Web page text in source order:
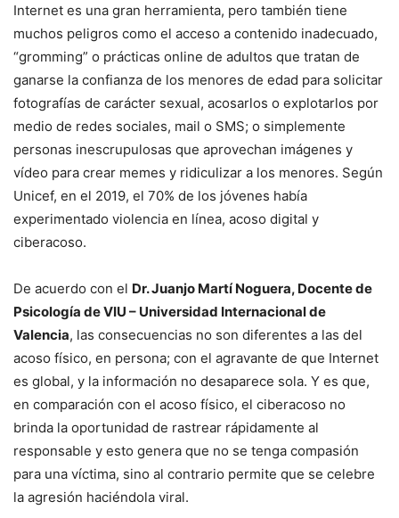
Internet es una gran herramienta, pero también tiene
muchos peligros como el acceso a contenido inadecuado,
“gromming” o prácticas online de adultos que tratan de
ganarse la confianza de los menores de edad para solicitar
fotografías de carácter sexual, acosarlos o explotarlos por
medio de redes sociales, mail o SMS; o simplemente
personas inescrupulosas que aprovechan imágenes y
vídeo para crear memes y ridiculizar a los menores. Según
Unicef, en el 2019, el 70% de los jóvenes había
experimentado violencia en línea, acoso digital y
ciberacoso.
De acuerdo con el Dr. Juanjo Martí Noguera, Docente de
Psicología de VIU – Universidad Internacional de
Valencia, las consecuencias no son diferentes a las del
acoso físico, en persona; con el agravante de que Internet
es global, y la información no desaparece sola. Y es que,
en comparación con el acoso físico, el ciberacoso no
brinda la oportunidad de rastrear rápidamente al
responsable y esto genera que no se tenga compasión
para una víctima, sino al contrario permite que se celebre
la agresión haciéndola viral.